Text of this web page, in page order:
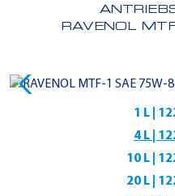
RAVENOL
1 L |
4 L |
10 L |
20 L |